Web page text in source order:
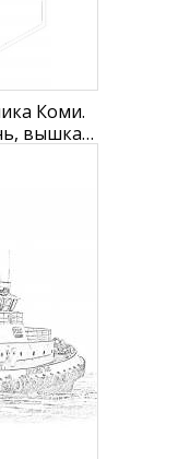
Коми.
вышка,